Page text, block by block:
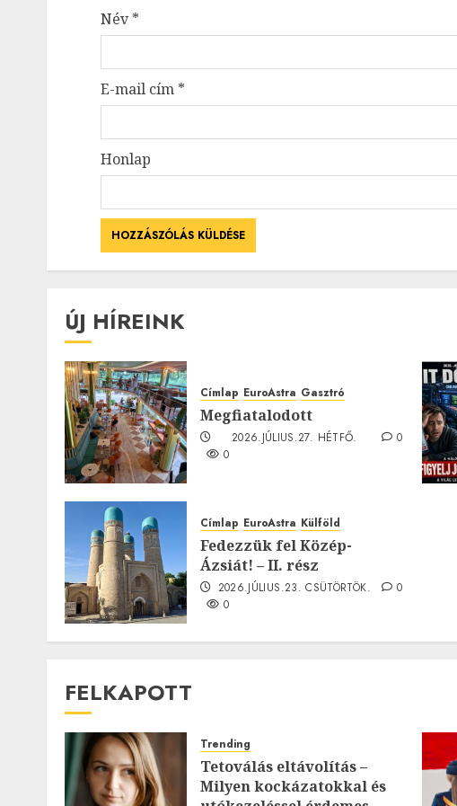
Név*
E-mail cím *
Honlap
ÚJ HÍREINK
Címlap EuroAstra Gasztró
Megfiatalodott
2026.JÚLIUS.27. HÉTFŐ.
0
0
Címlap EuroAstra Külföld
Fedezzük fel Közép-
Ázsiát! – II. rész
2026.JÚLIUS.23. CSÜTÖRTÖK.
0
0
FELKAPOTT
Trending
Tetoválás eltávolítás –
Milyen kockázatokkal és